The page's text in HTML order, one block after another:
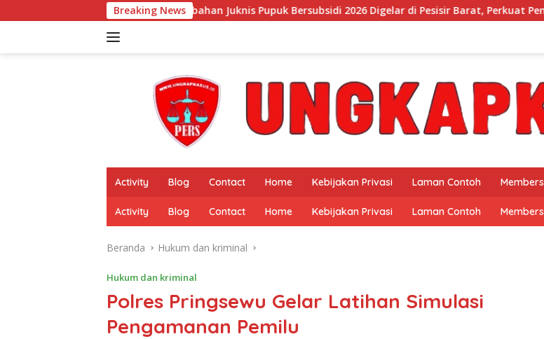
ke
Breaking News
Perubahan Juknis Pupuk Bersubsidi 2026 Digelar di Pesisir Barat, Perkuat Penyaluran Tepat Sasaran
Activity Blog Contact Home Kebijakan Privasi Laman Contoh Members
Activity Blog Contact Home Kebijakan Privasi Laman Contoh Members
Beranda Hukum dan kriminal
Hukum dan kriminal
Polres Pringsewu Gelar Latihan Simulasi
Pengamanan Pemilu